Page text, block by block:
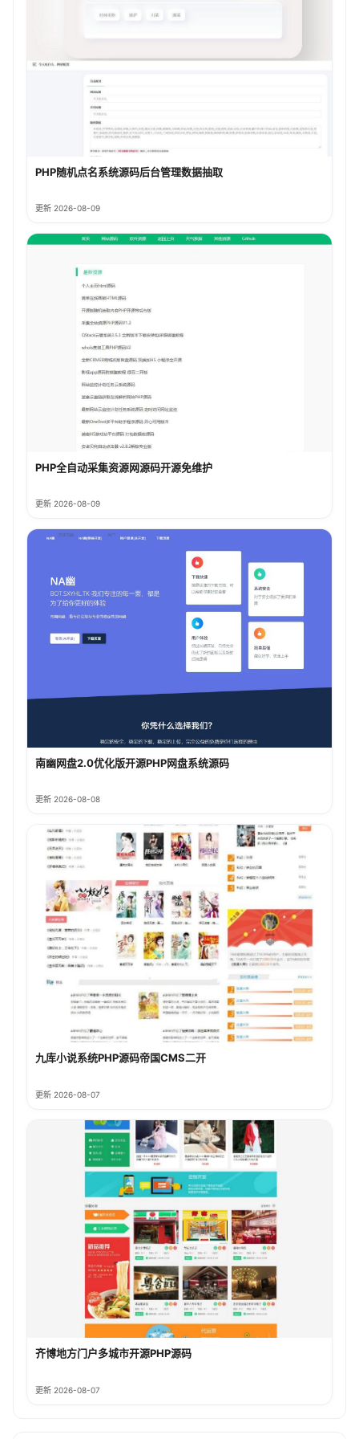
PHP随机点名系统源码后台管理数据抽取
更新 2026-08-09
PHP全自动采集资源网源码开源免维护
更新 2026-08-09
南幽网盘2.0优化版开源PHP网盘系统源码
更新 2026-08-08
九库小说系统PHP源码帝国CMS二开
更新 2026-08-07
齐博地方门户多城市开源PHP源码
更新 2026-08-07